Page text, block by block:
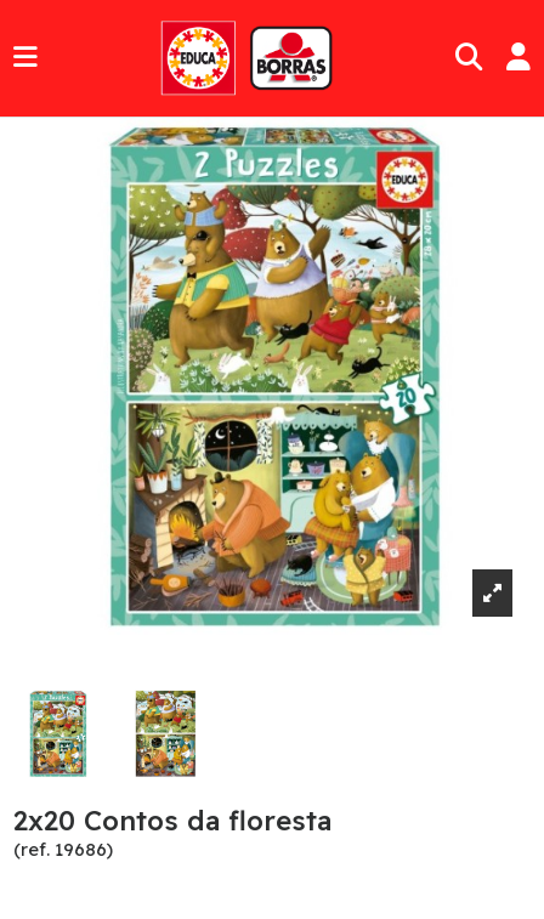
2x20 Contos da floresta
(ref. 19686)